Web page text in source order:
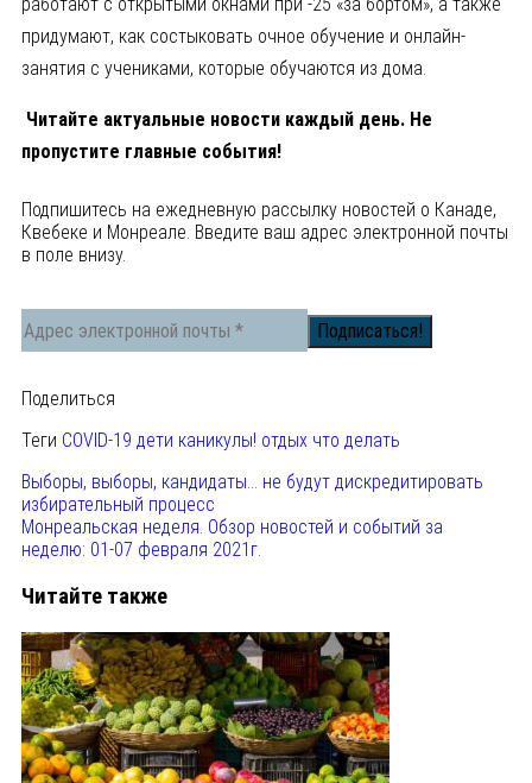
придумают, как состыковать очное обучение и онлайн-
занятия с учениками, которые обучаются из дома.
Читайте актуальные новости каждый день. Не
пропустите главные события!
Подпишитесь на ежедневную рассылку новостей о Канаде,
Квебеке и Монреале. Введите ваш адрес электронной почты
в поле внизу.
Поделиться
Теги COVID-19 дети каникулы! отдых что делать
Выборы, выборы, кандидаты… не будут дискредитировать
избирательный процесс
Монреальская неделя. Обзор новостей и событий за
неделю: 01-07 февраля 2021г.
Читайте также